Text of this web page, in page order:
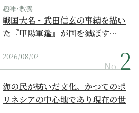
趣味･教養
戦国大名・武田信玄の事績を描い
た『甲陽軍鑑』が国を滅ぼす…
2026/08/02
No.
海の民が紡いだ文化。かつてのポ
リネシアの中心地であり現在の世